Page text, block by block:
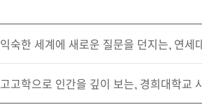
익숙한 세계에 새로운 질문을 던지는, 연세
고고학으로 인간을 깊이 보는, 경희대학교